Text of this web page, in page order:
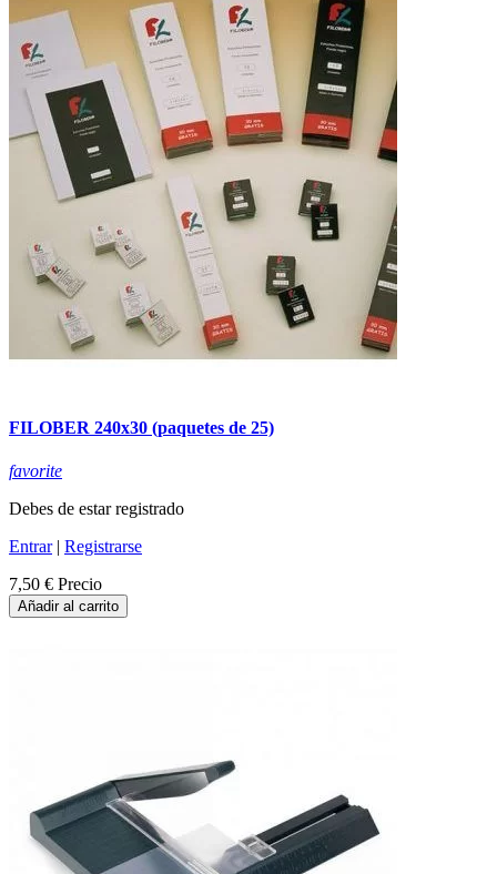
FILOBER 240x30 (paquetes de 25)
favorite
Debes de estar registrado
Entrar| Registrarse
7,50 € Precio
Añadir al carrito